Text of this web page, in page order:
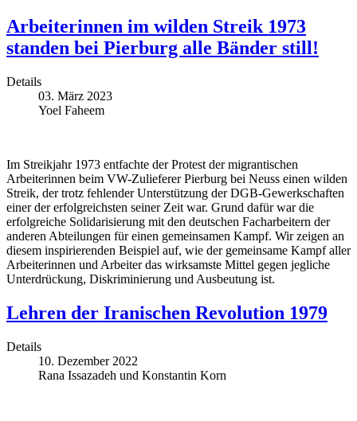
Arbeiterinnen im wilden Streik 1973
standen bei Pierburg alle Bänder still!
Details
03. März 2023
Yoel Faheem
Im Streikjahr 1973 entfachte der Protest der migrantischen
Arbeiterinnen beim VW-Zulieferer Pierburg bei Neuss einen wilden
Streik, der trotz fehlender Unterstützung der DGB-Gewerkschaften
einer der erfolgreichsten seiner Zeit war. Grund dafür war die
erfolgreiche Solidarisierung mit den deutschen Facharbeitern der
anderen Abteilungen für einen gemeinsamen Kampf. Wir zeigen an
diesem inspirierenden Beispiel auf, wie der gemeinsame Kampf aller
Arbeiterinnen und Arbeiter das wirksamste Mittel gegen jegliche
Unterdrückung, Diskriminierung und Ausbeutung ist.
Lehren der Iranischen Revolution 1979
Details
10. Dezember 2022
Rana Issazadeh und Konstantin Korn